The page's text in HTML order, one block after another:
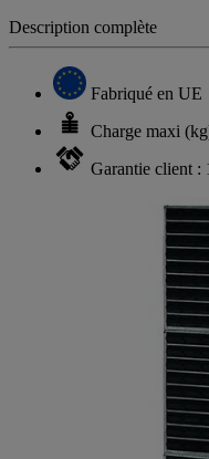
Description complète
Fabriqué en UE
Charge maxi
Garantie client :